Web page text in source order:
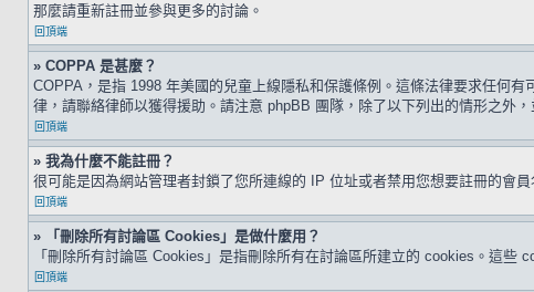
那麼請重新註冊並參與更多的討論。
回頂端
» COPPA 是甚麼？
COPPA，是指 1998 年美國的兒童上線隱私和保護條例。這條法律要求任何
律，請聯絡律師以獲得援助。請注意 phpBB 團隊，除了以下列出的情形之外
回頂端
» 我為什麼不能註冊？
很可能是因為網站管理者封鎖了您所連線的 IP 位址或者禁用您想要註冊的會
回頂端
» 「刪除所有討論區 Cookies」是做什麼用？
「刪除所有討論區 Cookies」是指刪除所有在討論區所建立的 cookies。這
回頂端